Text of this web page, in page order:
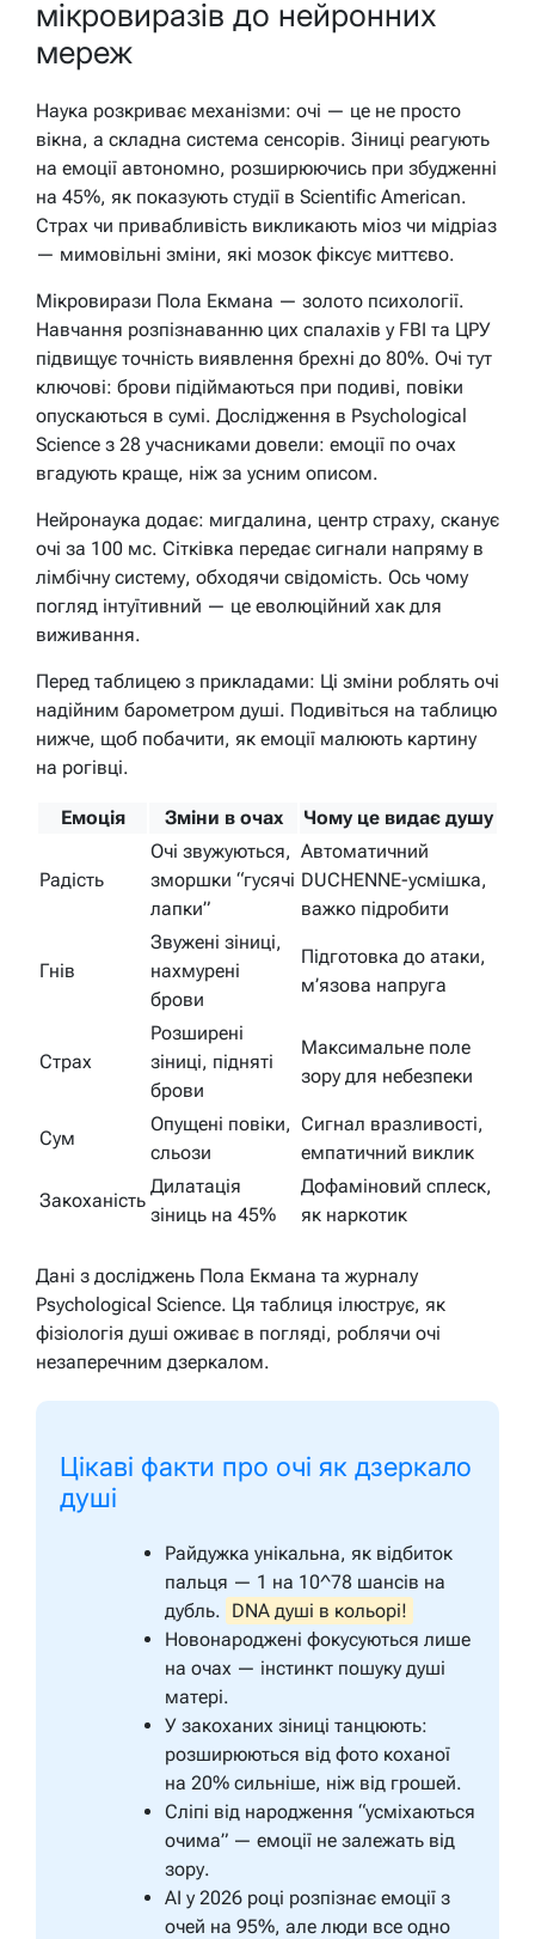
мікровиразів до нейронних
мереж
Наука розкриває механізми: очі — це не просто
вікна, а складна система сенсорів. Зіниці реагують
на емоції автономно, розширюючись при збудженні
на 45%, як показують студії в Scientific American.
Страх чи привабливість викликають міоз чи мідріаз
— мимовільні зміни, які мозок фіксує миттєво.
Мікровирази Пола Екмана — золото психології.
Навчання розпізнаванню цих спалахів у FBI та ЦРУ
підвищує точність виявлення брехні до 80%. Очі тут
ключові: брови підіймаються при подиві, повіки
опускаються в сумі. Дослідження в Psychological
Science з 28 учасниками довели: емоції по очах
вгадують краще, ніж за усним описом.
Нейронаука додає: мигдалина, центр страху, сканує
очі за 100 мс. Сітківка передає сигнали напряму в
лімбічну систему, обходячи свідомість. Ось чому
погляд інтуїтивний — це еволюційний хак для
виживання.
Перед таблицею з прикладами: Ці зміни роблять очі
надійним барометром душі. Подивіться на таблицю
нижче, щоб побачити, як емоції малюють картину
на рогівці.
Емоція Зміни в очах Чому це видає душу
Радість
Очі звужуються,
зморшки “гусячі
лапки”
Автоматичний
DUCHENNE-усмішка,
важко підробити
Гнів
Звужені зіниці,
нахмурені
брови
Підготовка до атаки,
м’язова напруга
Страх
Розширені
зіниці, підняті
брови
Максимальне поле
зору для небезпеки
Сум
Опущені повіки,
сльози
Сигнал вразливості,
емпатичний виклик
Закоханість
Дилатація
зіниць на 45%
Дофаміновий сплеск,
як наркотик
Дані з досліджень Пола Екмана та журналу
Psychological Science. Ця таблиця ілюструє, як
фізіологія душі оживає в погляді, роблячи очі
незаперечним дзеркалом.
Цікаві факти про очі як дзеркало
душі
Райдужка унікальна, як відбиток
пальця — 1 на 10^78 шансів на
дубль. DNA душі в кольорі!
Новонароджені фокусуються лише
на очах — інстинкт пошуку душі
матері.
У закоханих зіниці танцюють:
розширюються від фото коханої
на 20% сильніше, ніж від грошей.
Сліпі від народження “усміхаються
очима” — емоції не залежать від
зору.
AI у 2026 році розпізнає емоції з
очей на 95%, але люди все одно